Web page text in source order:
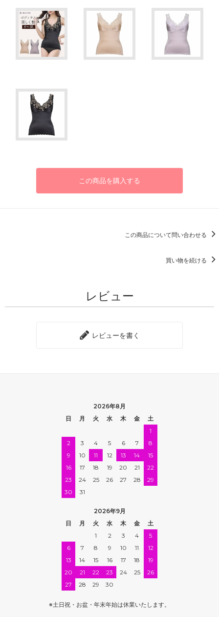
この商品を購入する
この商品について問い合わせる
買い物を続ける
レビュー
レビューを書く
2026年8月
日
月 火 水 木 金
土
1
2
3 4 5 6 7
8
9
10 11 12 13 14
15
16
17 18 19 20 21
22
23
24 25 26 27 28
29
30
31
2026年9月
日
月 火 水 木 金
土
1
2 3 4
5
6
7 8 9 10 11
12
13
14 15 16 17 18
19
20
21 22 23 24 25
26
27
28 29 30
※土日祝・お盆・年末年始は休業いたします。